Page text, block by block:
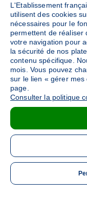
L'Etablissement
utilisent des cookies
nécessaires pour le
permettent de réaliser
votre navigation pour
la sécurité de nos
contenu spécifique.
mois. Vous pouvez
sur le lien « gérer
page.
Consulter la politique